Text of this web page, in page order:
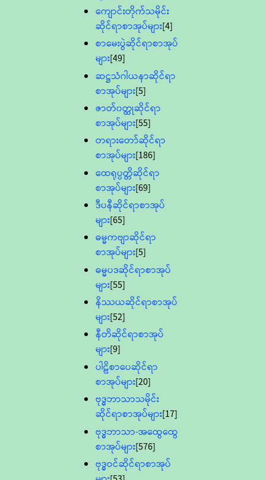
ကျောင်းတိုက်သမိုင်း
ဆိုင်ရာစာအုပ်များ[4]
စာမေးပွဲဆိုင်ရာစာအုပ်
များ[49]
ဆဋ္ဌသံဂါယနာဆိုင်ရာ
စာအုပ်များ[5]
ဇာတ်၀တ္ထုဆိုင်ရာ
စာအုပ်များ[55]
တရားတော်ဆိုင်ရာ
စာအုပ်များ[186]
ထေရုပ္ပတ္တိဆိုင်ရာ
စာအုပ်များ[69]
ဒီပနီဆိုင်ရာစာအုပ်
များ[65]
ဓမ္မကဗျာဆိုင်ရာ
စာအုပ်များ[5]
ဓမ္မပဒဆိုင်ရာစာအုပ်
များ[55]
နိဿယဆိုင်ရာစာအုပ်
များ[52]
နီတိဆိုင်ရာစာအုပ်
များ[9]
ပါဠိစာပေဆိုင်ရာ
စာအုပ်များ[20]
ဗုဒ္ဓဘာသာသမိုင်း
ဆိုင်ရာစာအုပ်များ[17]
ဗုဒ္ဓဘာသာ-အထွေထွေ
စာအုပ်များ[576]
ဗုဒ္ဓဝင်ဆိုင်ရာစာအုပ်